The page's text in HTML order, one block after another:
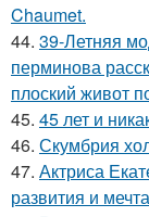
Chaumet.
44. 39-Летняя
перминова
плоский живот
45. 45 лет и
46. Скумбрия
47. Актриса
развития и